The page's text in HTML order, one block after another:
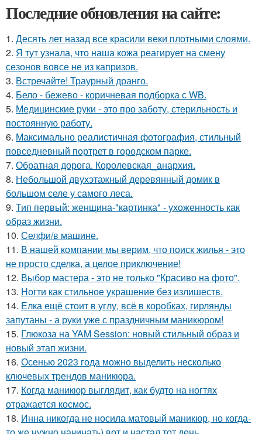
Последние обновления на сайте:
1. Десять лет назад все красили веки плотными слоями.
2. Я тут узнала, что наша кожа реагирует на смену
сезонов вовсе не из капризов.
3. Встречайте! Траурный дранго.
4. Бело - бежево - коричневая подборка с WB.
5. Медицинские руки - это про заботу, стерильность и
постоянную работу.
6. Максимально реалистичная фотография, стильный
повседневный портрет в городском парке.
7. Обратная дорога. Королевская_анархия.
8. Небольшой двухэтажный деревянный домик в
большом селе у самого леса.
9. Тип первый: женщина-"картинка" - ухоженность как
образ жизни.
10. Селфи/в машине.
11. В нашей компании мы верим, что поиск жилья - это
не просто сделка, а целое приключение!
12. Выбор мастера - это не только "Красиво на фото".
13. Ногти как стильное украшение без излишеств.
14. Елка ещё стоит в углу, всё в коробках, гирлянды
запутаны - а руки уже с праздничным маникюром!
15. Глюкоза на YAM Session: новый стильный образ и
новый этап жизни.
16. Осенью 2023 года можно выделить несколько
ключевых трендов маникюра.
17. Когда маникюр выглядит, как будто на ногтях
отражается космос.
18. Инна никогда не носила матовый маникюр, но когда-